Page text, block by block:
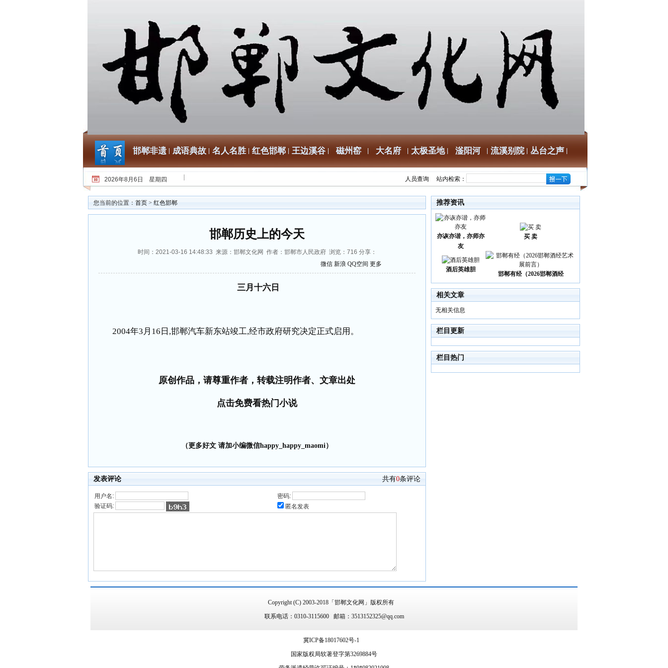
邯郸非遗 成语典故 名人名胜 红色邯郸 王边溪谷 磁州窑 大名府 太极圣地 滏阳河 流溪别院 丛台之声
2026年8月6日 星期四 人员查询 站内检索：
您当前的位置： 首页 > 红色邯郸
邯郸历史上的今天
时间：2021-03-16 14:48:33 来源：邯郸文化网 作者：邯郸市人民政府 浏览： 716 分享：
微信 新浪 QQ空间 更多
三月十六日
2004年3 月 16 日 ,邯郸汽车新东站竣工,经市政府研究决定正式启用。
原创作品，请尊重作者，转载注明作者、文章出处
点击免费看热门小说
（更多好文 请加小编微信happy_happy_maomi）
发表评论 共有0条评论
用户名:
密码:
验证码:
匿名发表
推荐资讯
亦诙亦谐，亦师亦
友
买 卖
酒后英雄胆
邯郸有经（2026邯郸酒经
相关文章
无相关信息
栏目更新
栏目热门
Copyright (C) 2003-2018「邯郸文化网」版权所有
联系电话：0310-3115600 邮箱：3513152325@qq.com
冀ICP备18017602号-1
国家版权局软著登字第3269884号